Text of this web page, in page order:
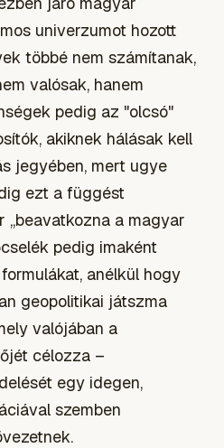
univerzumot hozott
többé nem számítanak,
valósak, hanem
pedig az "olcsó"
akiknek hálásak kell
jegyében, mert ugye
ezt a függést
„beavatkozna a magyar
pedig imaként
anélkül hogy
geopolitikai játszma
valójában a
célozza –
egy idegen,
szemben